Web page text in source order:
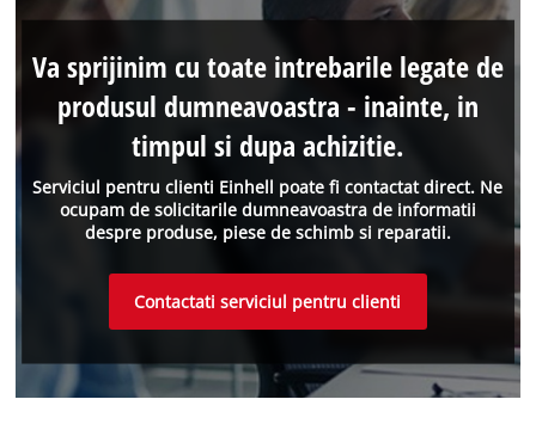
Serviciul pentru clienti Einhell poate fi contactat direct. Ne
ocupam de solicitarile dumneavoastra de informatii
despre produse, piese de schimb si reparatii.
Va sprijinim cu toate intrebarile legate de
produsul dumneavoastra - inainte, in
timpul si dupa achizitie.
Contactati serviciul pentru clienti